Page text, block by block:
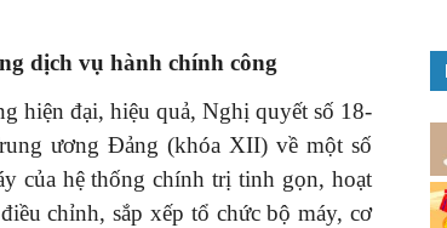
dịch vụ hành chính công
hiện đại, hiệu quả, Nghị quyết số 18-
ương Đảng (khóa XII) về một số
của hệ thống chính trị tinh gọn, hoạt
chỉnh, sắp xếp tổ chức bộ máy, cơ